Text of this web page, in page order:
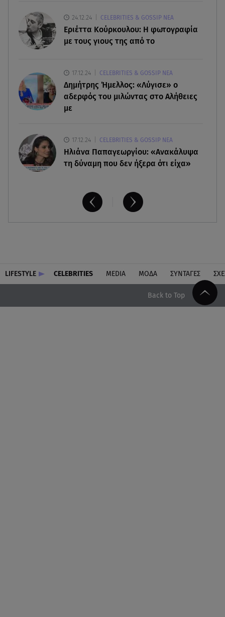
08.08.26 , 13:11
ΑΜΜΟΣ - Η πρώτη ανάγνωση (αναλόγιο) στο
θέατρο Άβατον
08.08.26 , 13:07
Σέρρες: Απόσπαση προσοχής ή απειρία πίσω από
το φονικό τροχαίο
24.12.24 CELEBRITIES & GOSSIP ΝΕΑ
Εριέττα Κούρκουλου: Η φωτογραφία
με τους γιους της από το
17.12.24 CELEBRITIES & GOSSIP ΝΕΑ
Δημήτρης Ήμελλος: «Λύγισε» ο
αδερφός του μιλώντας στο Αλήθειες
με
17.12.24 CELEBRITIES & GOSSIP ΝΕΑ
Ηλιάνα Παπαγεωργίου: «Ανακάλυψα
τη δύναμη που δεν ήξερα ότι είχα»
LIFESTYLE CELEBRITIES MEDIA ΜΟΔΑ ΣΥΝΤΑΓΕΣ
Back to Top